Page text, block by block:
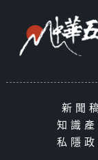
新聞
知識
私隱